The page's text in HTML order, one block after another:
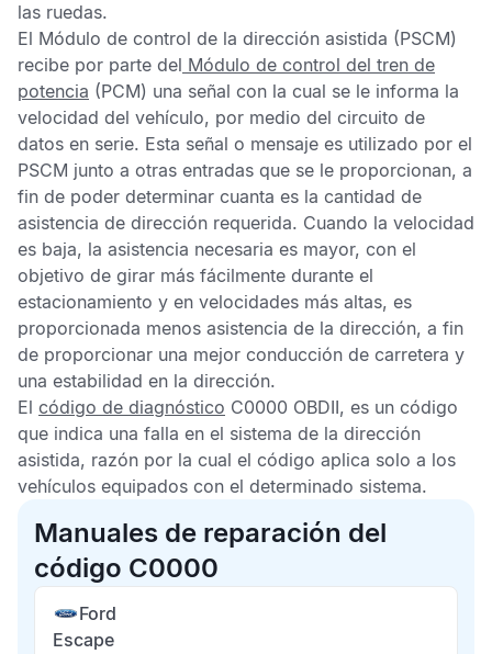
las ruedas.
El Módulo de control de la dirección asistida (PSCM)
recibe por parte del Módulo de control del tren de
potencia (PCM) una señal con la cual se le informa la
velocidad del vehículo, por medio del circuito de
datos en serie. Esta señal o mensaje es utilizado por el
PSCM junto a otras entradas que se le proporcionan, a
fin de poder determinar cuanta es la cantidad de
asistencia de dirección requerida. Cuando la velocidad
es baja, la asistencia necesaria es mayor, con el
objetivo de girar más fácilmente durante el
estacionamiento y en velocidades más altas, es
proporcionada menos asistencia de la dirección, a fin
de proporcionar una mejor conducción de carretera y
una estabilidad en la dirección.
El código de diagnóstico C0000 OBDII, es un código
que indica una falla en el sistema de la dirección
asistida, razón por la cual el código aplica solo a los
vehículos equipados con el determinado sistema.
Manuales de reparación del
código C0000
Ford
Escape